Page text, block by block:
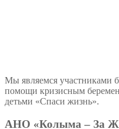
Мы являемся участниками
помощи кризисным
детьми «Спаси жизнь».
АНО «Колыма – За